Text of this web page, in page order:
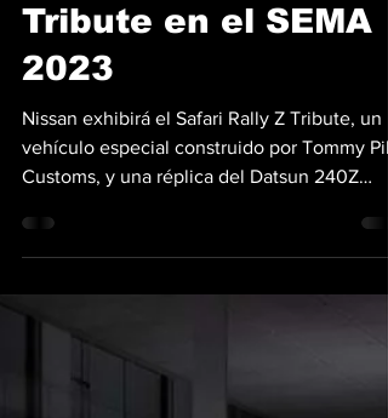
legado
automovilístico con
el Safari Rally Z
Tribute en el SEMA
2023
Nissan exhibirá el Safari Rally Z Tribute, un
vehículo especial construido por Tommy